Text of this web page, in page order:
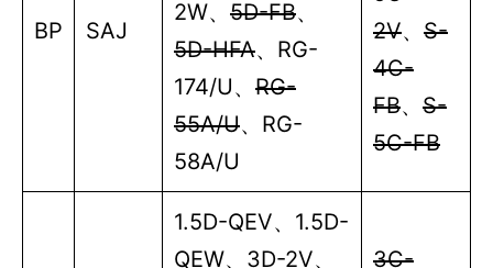
BP SAJ
2W、 5D-FB、
5D-HFA、 RG-
174/U、 RG-
55A/U、 RG-
58A/U
2V、 S-
4C-
FB、 S-
5C-FB
1.5D-QEV、 1.5D-
QEW、 3D-2V、 3C-